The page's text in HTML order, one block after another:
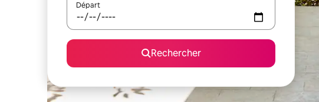
Départ
Rechercher